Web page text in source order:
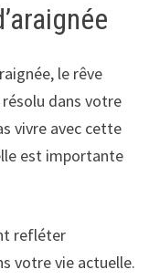
le rêve
dans votre
vivre avec cette
est importante
refléter
votre vie actuelle.